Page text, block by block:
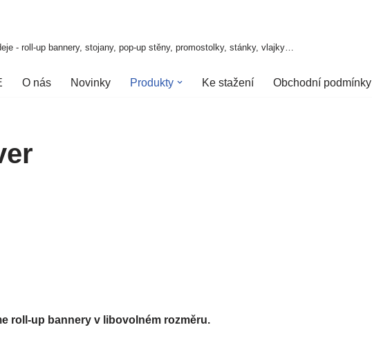
- roll-up bannery, stojany, pop-up stěny, promostolky, stánky, vlajky…
O nás Novinky Produkty Ke stažení Obchodní podmínky
roll-up bannery v libovolném rozměru.